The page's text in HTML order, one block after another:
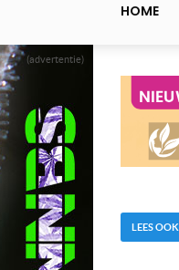
(advertentie)
HOME
LEES OOK